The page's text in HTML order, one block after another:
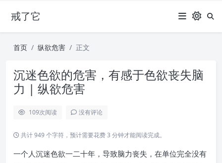
戒了它
首页 纵欲危害 正文
沉迷色欲的危害，有感于色欲丧失脑
力 | 纵欲危害
109次阅读 没有评论
共计 949 个字符，预计需要花费 3 分钟才能阅读完成。
一个人沉迷色欲一二十年，导致脑力丧失，在单位完全没有